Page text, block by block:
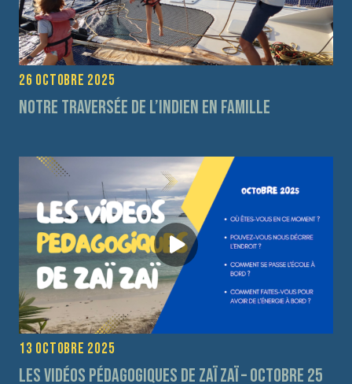
26 octobre 2025
Notre traversée de l’Indien en Famille
13 octobre 2025
Les vidéos pédagogiques de Zaï Zaï – Octobre 25